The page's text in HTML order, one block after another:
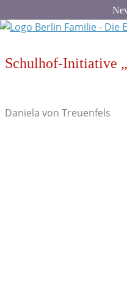
berlin-familie.de
Schulhof-Initiative
Daniela von Treuenfels